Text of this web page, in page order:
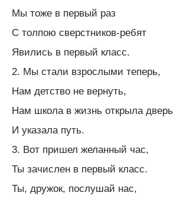
Мы тоже в первый раз
С толпою сверстников-ребят
Явились в первый класс.
2. Мы стали взрослыми теперь,
Нам детство не вернуть,
Нам школа в жизнь открыла дверь
И указала путь.
3. Вот пришел желанный час,
Ты зачислен в первый класс.
Ты, дружок, послушай нас,